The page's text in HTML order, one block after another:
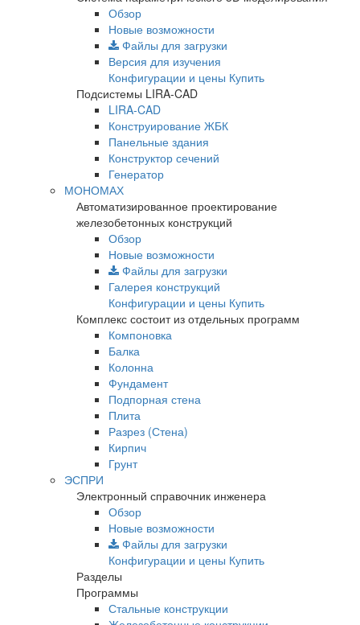
Обзор
Новые возможности
Файлы для загрузки
Версия для изучения
Конфигурации и цены Купить
Подсистемы LIRA-CAD
LIRA-CAD
Конструирование ЖБК
Панельные здания
Конструктор сечений
Генератор
МОНОМАХ
Автоматизированное проектирование
железобетонных конструкций
Обзор
Новые возможности
Файлы для загрузки
Галерея конструкций
Конфигурации и цены Купить
Комплекс состоит из отдельных программ
Компоновка
Балка
Колонна
Фундамент
Подпорная стена
Плита
Разрез (Стена)
Кирпич
Грунт
ЭСПРИ
Электронный справочник инженера
Обзор
Новые возможности
Файлы для загрузки
Конфигурации и цены Купить
Разделы
Программы
Стальные конструкции